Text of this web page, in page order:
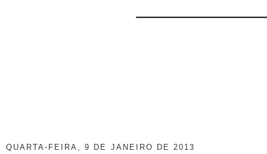
QUARTA-FEIRA, 9 DE JANEIRO DE 2013